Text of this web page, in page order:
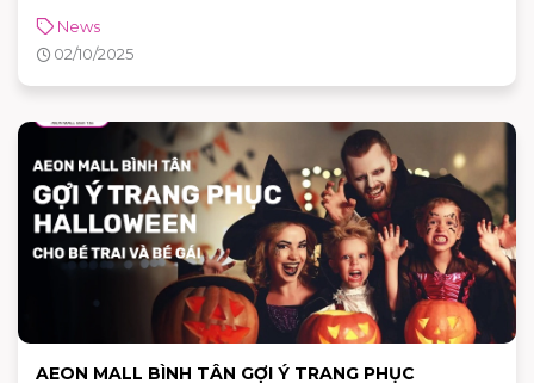
quên.
News
02/10/2025
AEON MALL BÌNH TÂN GỢI Ý TRANG PHỤC